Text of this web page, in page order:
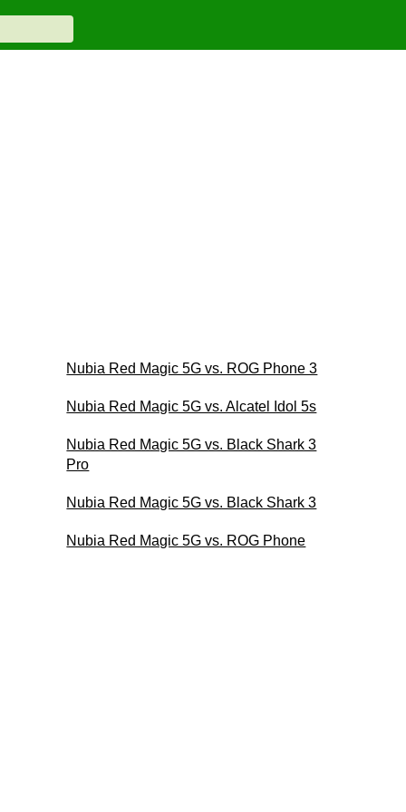
Nubia Red Magic 5G vs. ROG Phone 3
Nubia Red Magic 5G vs. Alcatel Idol 5s
Nubia Red Magic 5G vs. Black Shark 3
Pro
Nubia Red Magic 5G vs. Black Shark 3
Nubia Red Magic 5G vs. ROG Phone